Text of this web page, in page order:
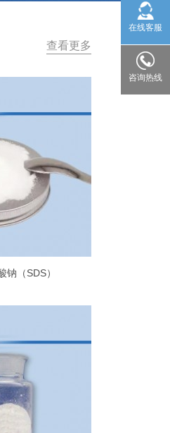
查看更多
钠（SDS）
在线客服
咨询热线